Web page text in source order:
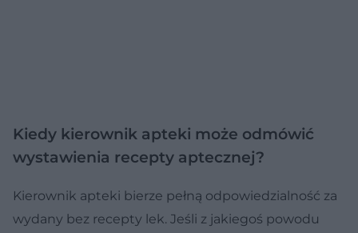
Kiedy kierownik apteki może odmówić
wystawienia recepty aptecznej?
Kierownik apteki bierze pełną odpowiedzialność za
wydany bez recepty lek. Jeśli z jakiegoś powodu